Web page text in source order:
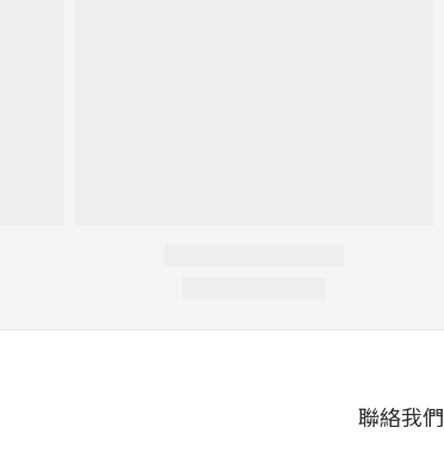
聯絡我們